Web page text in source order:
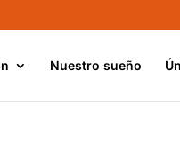
Nuestro sueño